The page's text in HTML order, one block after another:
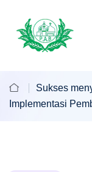
Sukses
Implementasi